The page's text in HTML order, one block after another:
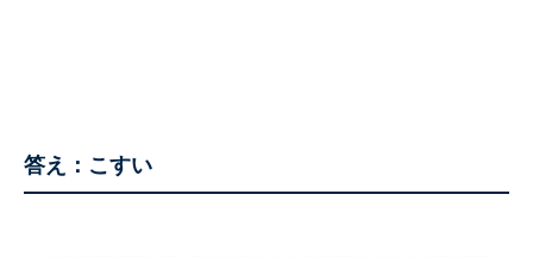
答え：こすい